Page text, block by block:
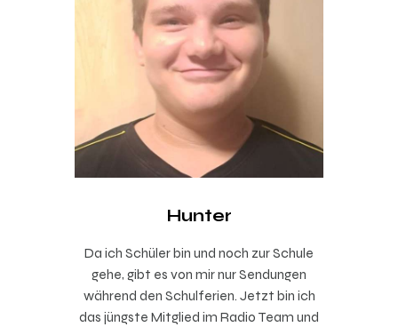
Hunter
Da ich Schüler bin und noch zur Schule
gehe, gibt es von mir nur Sendungen
während den Schulferien. Jetzt bin ich
das jüngste Mitglied im Radio Team und